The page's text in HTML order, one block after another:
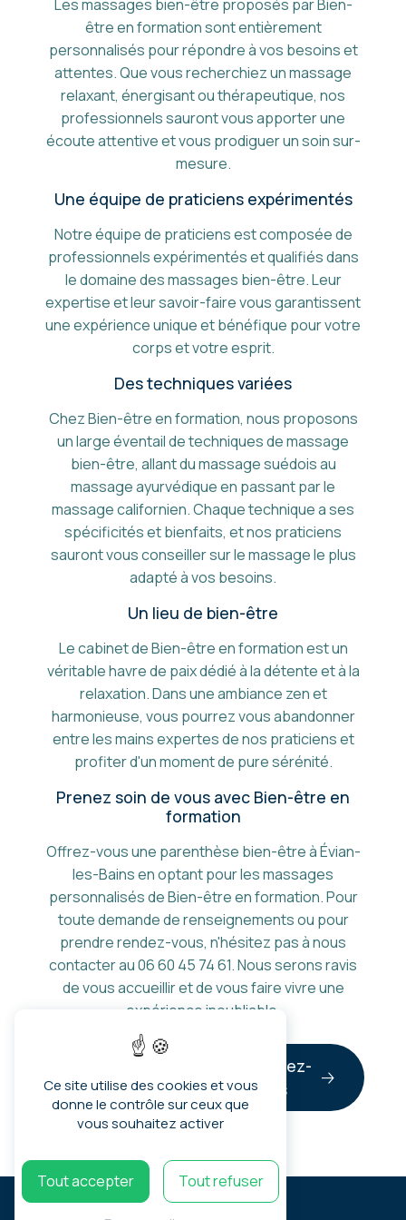
Les massages bien-être proposés par Bien-
être en formation sont entièrement
personnalisés pour répondre à vos besoins et
attentes. Que vous recherchiez un massage
relaxant, énergisant ou thérapeutique, nos
professionnels sauront vous apporter une
écoute attentive et vous prodiguer un soin sur-
mesure.
Une équipe de praticiens expérimentés
Notre équipe de praticiens est composée de
professionnels expérimentés et qualifiés dans
le domaine des massages bien-être. Leur
expertise et leur savoir-faire vous garantissent
une expérience unique et bénéfique pour votre
corps et votre esprit.
Des techniques variées
Chez Bien-être en formation, nous proposons
un large éventail de techniques de massage
bien-être, allant du massage suédois au
massage ayurvédique en passant par le
massage californien. Chaque technique a ses
spécificités et bienfaits, et nos praticiens
sauront vous conseiller sur le massage le plus
adapté à vos besoins.
Un lieu de bien-être
Le cabinet de Bien-être en formation est un
véritable havre de paix dédié à la détente et à la
relaxation. Dans une ambiance zen et
harmonieuse, vous pourrez vous abandonner
entre les mains expertes de nos praticiens et
profiter d'un moment de pure sérénité.
Prenez soin de vous avec Bien-être en
formation
Offrez-vous une parenthèse bien-être à Évian-
les-Bains en optant pour les massages
personnalisés de Bien-être en formation. Pour
toute demande de renseignements ou pour
prendre rendez-vous, n'hésitez pas à nous
contacter au 06 60 45 74 61. Nous serons ravis
de vous accueillir et de vous faire vivre une
expérience inoubliable.
plus
Contactez-
nous
Ce site utilise des cookies et vous
donne le contrôle sur ceux que
vous souhaitez activer
Tout accepter Tout refuser